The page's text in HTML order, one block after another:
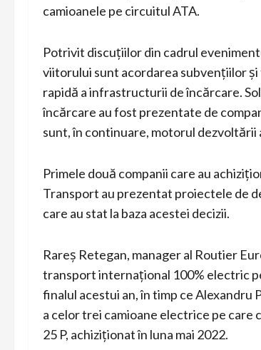
camioanele pe circuitul ATA.
Potrivit discuțiilor din cadrul
viitorului sunt acordarea subvențiilor
rapidă a infrastructurii de încărcare.
încărcare au fost prezentate de
sunt, în continuare, motorul dezvoltării
Primele două companii care au
Transport au prezentat proiectele de
care au stat la baza acestei decizii.
Rareș Retegan, manager al Routier
transport internațional 100% electric
finalul acestui an, în timp ce Alexandru
a celor trei camioane electrice pe care
25 P, achiziționat în luna mai 2022.